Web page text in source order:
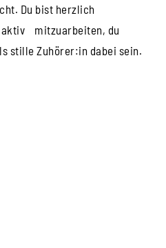
Du bist herzlich
aktiv mitzuarbeiten, du
stille Zuhörer:in dabei sein.